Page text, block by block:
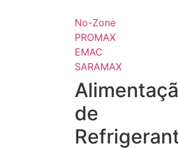
No-Zone
PROMAX
EMAC
SARAMAX
de